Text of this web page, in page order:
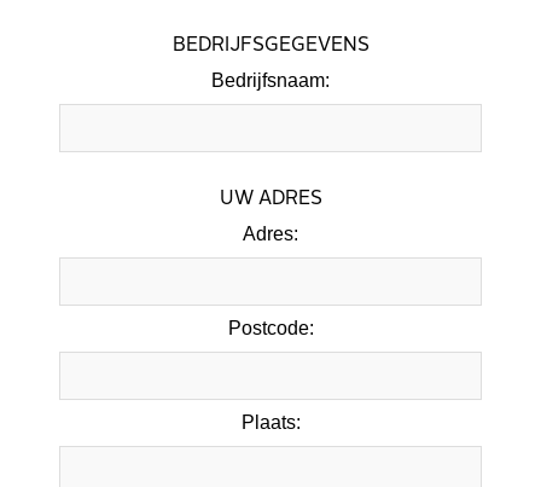
BEDRIJFSGEGEVENS
Bedrijfsnaam:
UW ADRES
Adres:
Postcode:
Plaats: